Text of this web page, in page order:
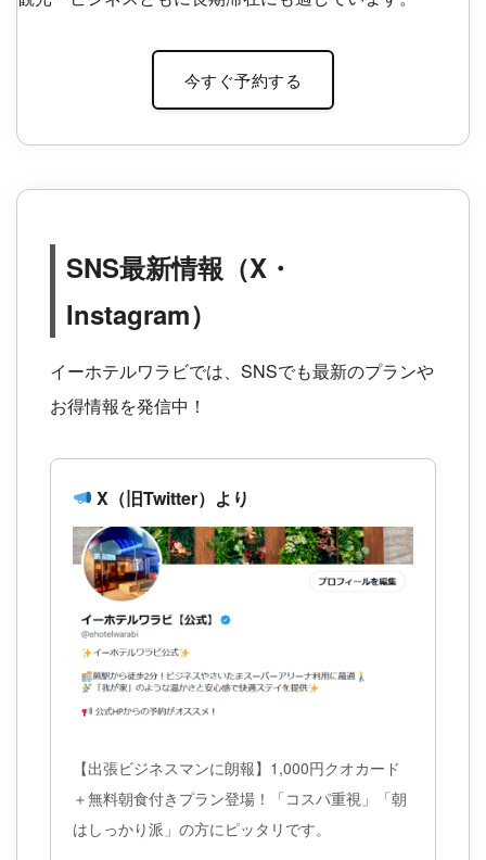
今すぐ予約する
SNS最新情報（X・
Instagram）
イーホテルワラビでは、SNSでも最新のプランや
お得情報を発信中！
X（旧Twitter）より
【出張ビジネスマンに朗報】1,000円クオカード
＋無料朝食付きプラン登場！「コスパ重視」「朝
はしっかり派」の方にピッタリです。